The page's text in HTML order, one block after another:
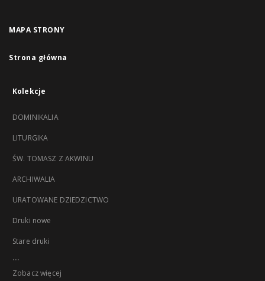
MAPA STRONY
Strona główna
Kolekcje
DOMINIKALIA
LITURGIKA
ŚW. TOMASZ Z AKWINU
ARCHIWALIA
URATOWANE DZIEDZICTWO
Druki nowe
Stare druki
...
Zobacz więcej